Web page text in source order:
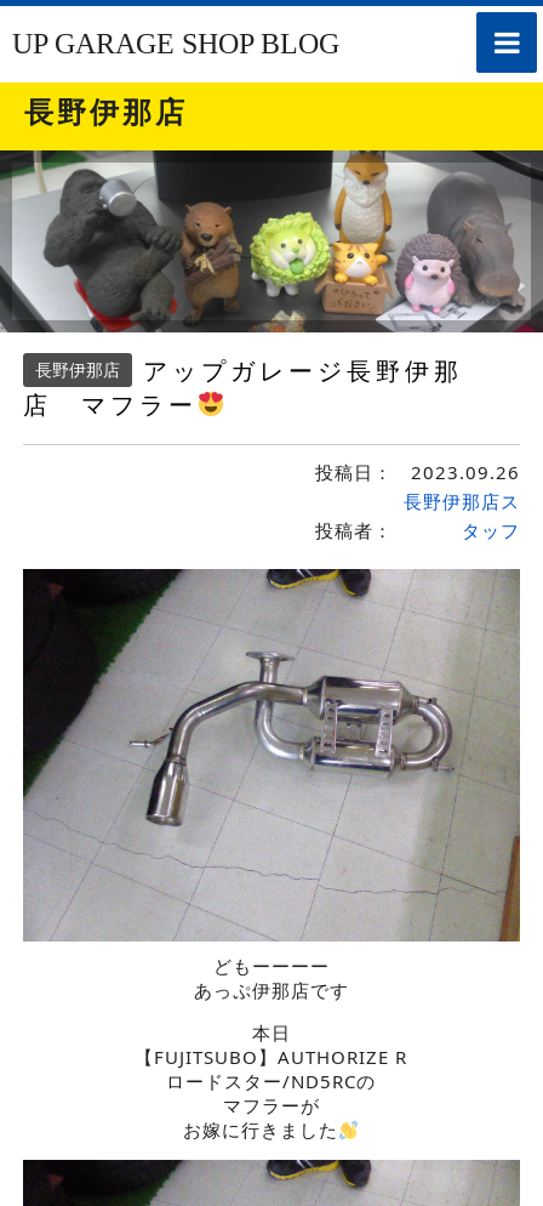
toggle
UP GARAGE SHOP BLOG
長野伊那店
長野伊那店
アップガレージ長野伊那
店 マフラー
投稿日： 2023.09.26
投稿者：
長野伊那店ス
タッフ
どもーーーー
あっぷ伊那店です
本日
【FUJITSUBO】AUTHORIZE R
ロードスター/ND5RCの
マフラーが
お嫁に行きました